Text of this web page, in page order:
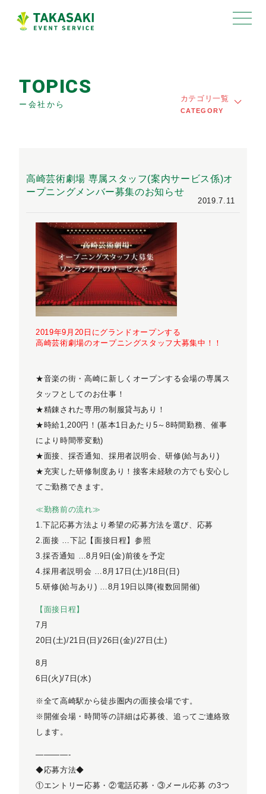
TOPICS
ー会社から
カテゴリ一覧
CATEGORY
高崎芸術劇場 専属スタッフ(案内サービス係)オ
ープニングメンバー募集のお知らせ
2019.7.11
2019年9月20日にグランドオープンする
高崎芸術劇場のオープニングスタッフ大募集中！！
★音楽の街・高崎に新しくオープンする会場の専属ス
タッフとしてのお仕事！
★精錬された専用の制服貸与あり！
★時給1,200円！(基本1日あたり5～8時間勤務、催事
により時間帯変動)
★面接、採否通知、採用者説明会、研修(給与あり)
★充実した研修制度あり！接客未経験の方でも安心し
てご勤務できます。
≪勤務前の流れ≫
1.下記応募方法より希望の応募方法を選び、応募
2.面接 …下記【面接日程】参照
3.採否通知 …8月9日(金)前後を予定
4.採用者説明会 …8月17日(土)/18日(日)
5.研修(給与あり) …8月19日以降(複数回開催)
【面接日程】
7月
20日(土)/21日(日)/26日(金)/27日(土)
8月
6日(火)/7日(水)
※全て高崎駅から徒歩圏内の面接会場です。
※開催会場・時間等の詳細は応募後、追ってご連絡致
します。
————-
◆応募方法◆
①エントリー応募・②電話応募・③メール応募 の3つ